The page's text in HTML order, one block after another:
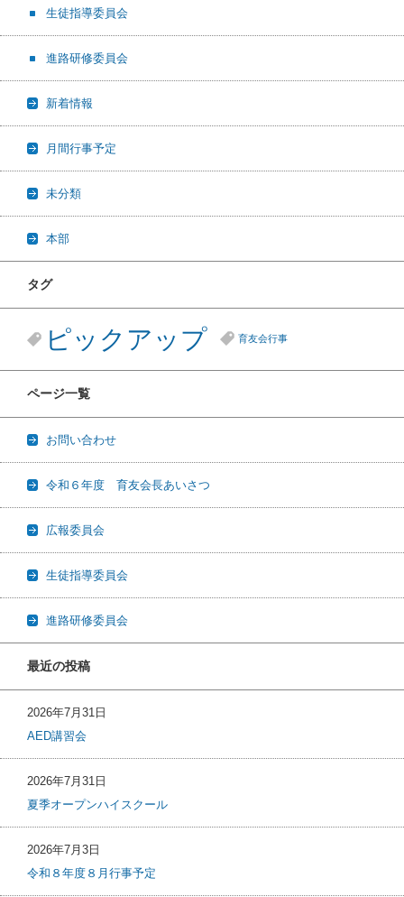
生徒指導委員会
進路研修委員会
新着情報
月間行事予定
未分類
本部
タグ
ピックアップ 育友会行事
ページ一覧
お問い合わせ
令和６年度 育友会長あいさつ
広報委員会
生徒指導委員会
進路研修委員会
最近の投稿
2026年7月31日
AED講習会
2026年7月31日
夏季オープンハイスクール
2026年7月3日
令和８年度８月行事予定